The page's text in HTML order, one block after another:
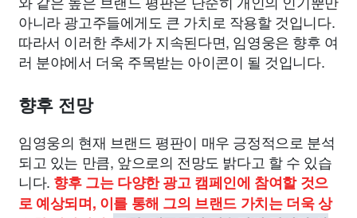
아니라 광고주들에게도 큰 가치로 작용할 것입니다.
따라서 이러한 추세가 지속된다면, 임영웅은 향후 여
러 분야에서 더욱 주목받는 아이콘이 될 것입니다.
향후 전망
임영웅의 현재 브랜드 평판이 매우 긍정적으로 분석
되고 있는 만큼, 앞으로의 전망도 밝다고 할 수 있습
니다. 향후 그는 다양한 광고 캠페인에 참여할 것으
로 예상되며, 이를 통해 그의 브랜드 가치는 더욱 상